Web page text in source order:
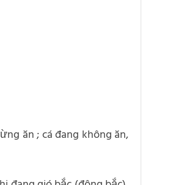
ăn ; cá đang không ăn,